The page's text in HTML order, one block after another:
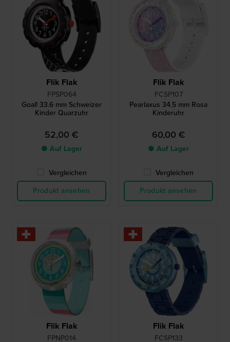
Flik Flak
FPSP064
Goal! 33.6 mm Schweizer
Kinder Quarzuhr
52,00 €
● Auf Lager
Vergleichen
Produkt ansehen
Flik Flak
FCSP107
Pearlaxus 34.5 mm Rosa
Kinderuhr
60,00 €
● Auf Lager
Vergleichen
Produkt ansehen
Flik Flak
FPNP014
Flik Flak
FCSP133